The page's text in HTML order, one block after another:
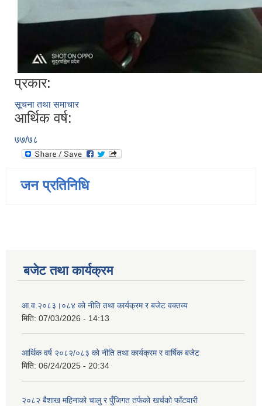
प्रकार:
सूचना तथा समाचार
आर्थिक वर्ष:
७७/७८
जन प्रतिनिधि
बजेट तथा कार्यक्रम
आ.व.२०८३।०८४ को नीति तथा कार्यक्रम र बजेट वक्तव्य
मिति: 07/03/2026 - 14:13
आर्थिक वर्ष २०८२/०८३ को नीति तथा कार्यक्रम र वार्षिक बजेट
मिति: 06/24/2025 - 20:34
२०८२ बैशाख महिनाको चालु र पुँजिगत तर्फको खर्चको फाँटवारी